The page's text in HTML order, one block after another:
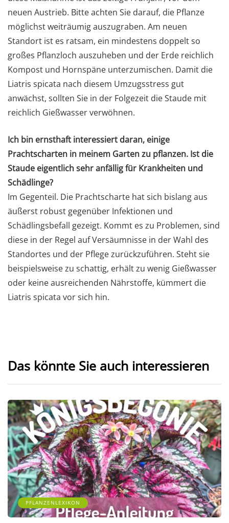
neuen Austrieb. Bitte achten Sie darauf, die Pflanze
möglichst weiträumig auszugraben. Am neuen
Standort ist es ratsam, ein mindestens doppelt so
großes Pflanzloch auszuheben und der Erde reichlich
Kompost und Hornspäne unterzumischen. Damit die
Liatris spicata nach diesem Umzugsstress gut
anwächst, sollten Sie in der Folgezeit die Staude mit
reichlich Gießwasser verwöhnen.
Ich bin ernsthaft interessiert daran, einige
Prachtscharten in meinem Garten zu pflanzen. Ist die
Staude eigentlich sehr anfällig für Krankheiten und
Schädlinge?
Im Gegenteil. Die Prachtscharte hat sich bislang aus
äußerst robust gegenüber Infektionen und
Schädlingsbefall gezeigt. Kommt es zu Problemen, sind
diese in der Regel auf Versäumnisse in der Wahl des
Standortes und der Pflege zurückzuführen. Steht sie
beispielsweise zu schattig, erhält zu wenig Gießwasser
oder keine ausreichenden Nährstoffe, kümmert die
Liatris spicata vor sich hin.
Das könnte Sie auch interessieren
PFLANZENLEXIKON